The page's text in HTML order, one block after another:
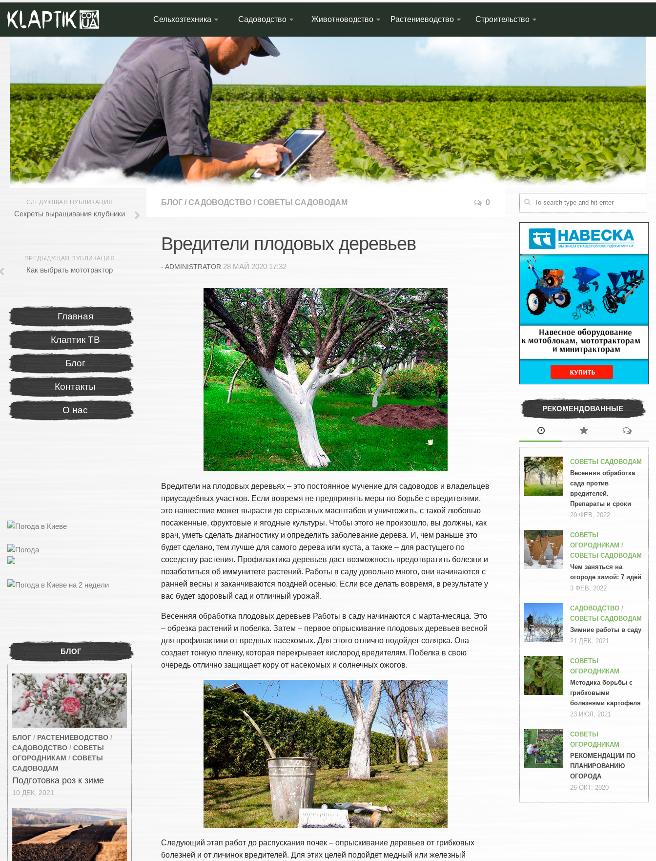
Сельхозтехника Садоводство Животноводство Растениеводство Строительство
БЛОГ / САДОВОДСТВО / СОВЕТЫ САДОВОДАМ 0
Вредители плодовых деревьев
- ADMINISTRATOR 28 МАЙ 2020 17:32
Вредители на плодовых деревьях – это постоянное мучение для садоводов и владельцев
приусадебных участков. Если вовремя не предпринять меры по борьбе с вредителями,
это нашествие может вырасти до серьезных масштабов и уничтожить, с такой любовью
посаженные, фруктовые и ягодные культуры. Чтобы этого не произошло, вы должны, как
врач, уметь сделать диагностику и определить заболевание дерева. И, чем раньше это
будет сделано, тем лучше для самого дерева или куста, а также – для растущего по
соседству растения. Профилактика деревьев даст возможность предотвратить болезни и
позаботиться об иммунитете растений. Работы в саду довольно много, они начинаются с
ранней весны и заканчиваются поздней осенью. Если все делать вовремя, в результате у
вас будет здоровый сад и отличный урожай.
Весенняя обработка плодовых деревьев Работы в саду начинаются с марта-месяца. Это
– обрезка растений и побелка. Затем – первое опрыскивание плодовых деревьев весной
для профилактики от вредных насекомых. Для этого отлично подойдет солярка. Она
создает тонкую пленку, которая перекрывает кислород вредителям. Побелка в свою
очередь отлично защищает кору от насекомых и солнечных ожогов.
Следующий этап работ до распускания почек – опрыскивание деревьев от грибковых
болезней и от личинок вредителей. Для этих целей подойдет медный или железный
СЛЕДУЮЩАЯ ПУБЛИКАЦИЯ
Секреты выращивания клубники
ПРЕДЫДУЩАЯ ПУБЛИКАЦИЯ
Как выбрать мототрактор
Главная
Клаптик ТВ
Блог
Контакты
О нас
БЛОГ
БЛОГ / РАСТЕНИЕВОДСТВО /
САДОВОДСТВО / СОВЕТЫ
ОГОРОДНИКАМ / СОВЕТЫ
САДОВОДАМ
Подготовка роз к зиме
10 ДЕК, 2021
РЕКОМЕНДОВАННЫЕ
СОВЕТЫ САДОВОДАМ
Весенняя обработка
сада против
вредителей.
Препараты и сроки
20 ФЕВ, 2022
СОВЕТЫ
ОГОРОДНИКАМ /
СОВЕТЫ САДОВОДАМ
Чем заняться на
огороде зимой: 7 идей
3 ФЕВ, 2022
САДОВОДСТВО /
СОВЕТЫ САДОВОДАМ
Зимние работы в саду
21 ДЕК, 2021
СОВЕТЫ
ОГОРОДНИКАМ
Методика борьбы с
грибковыми
болезнями картофеля
23 ИЮЛ, 2021
СОВЕТЫ
ОГОРОДНИКАМ
РЕКОМЕНДАЦИИ ПО
ПЛАНИРОВАНИЮ
ОГОРОДА
26 ОКТ, 2020